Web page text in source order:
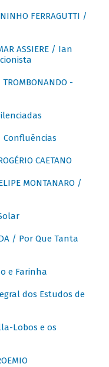
FERRAGUTTI /
ASSIERE / Ian
TROMBONANDO -
Confluências
CAETANO
MONTANARO /
/ Por Que Tanta
e Farinha
dos Estudos de
Lobos e os